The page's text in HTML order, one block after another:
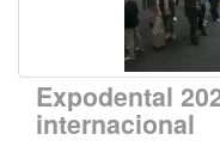
Expodental
internacional